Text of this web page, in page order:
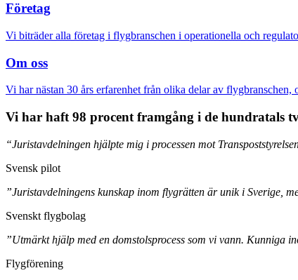
Företag
Vi biträder alla företag i flygbranschen i operationella och
Om oss
Vi har nästan 30 års erfarenhet från olika delar av
Vi har haft 98 procent framgång i de hundratals
“Juristavdelningen hjälpte mig i processen mot
Svensk pilot
”Juristavdelningens kunskap inom flygrätten är unik i Sverige,
Svenskt flygbolag
”Utmärkt hjälp med en domstolsprocess som vi vann. Kunniga
Flygförening